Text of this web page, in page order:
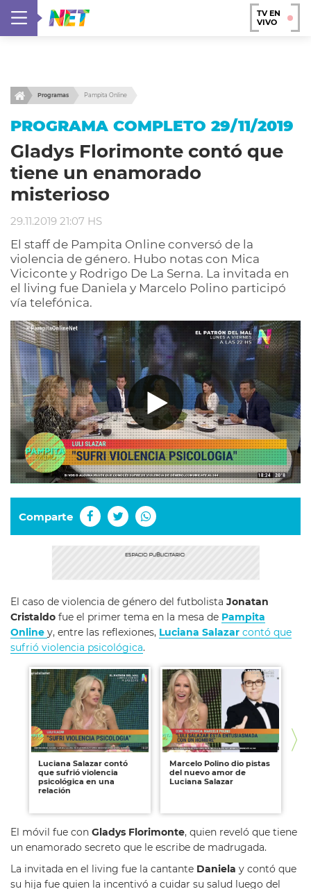
TV EN
VIVO
Programas Pampita Online
PROGRAMA COMPLETO 29/11/2019
Gladys Florimonte contó que
tiene un enamorado
misterioso
29.11.2019 21:07 HS
El staff de Pampita Online conversó de la
violencia de género. Hubo notas con Mica
Viciconte y Rodrigo De La Serna. La invitada en
el living fue Daniela y Marcelo Polino participó
vía telefónica.
Comparte
El caso de violencia de género del futbolista Jonatan
Cristaldo fue el primer tema en la mesa de Pampita
Online y, entre las reflexiones, Luciana Salazar contó que
sufrió violencia psicológica.
Luciana Salazar contó
que sufrió violencia
psicológica en una
relación
Marcelo Polino dio pistas
del nuevo amor de
Luciana Salazar
El móvil fue con Gladys Florimonte, quien reveló que tiene
un enamorado secreto que le escribe de madrugada.
La invitada en el living fue la cantante Daniela y contó que
su hija fue quien la incentivó a cuidar su salud luego del